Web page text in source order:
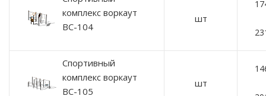
комплекс воркаут
ВС-104
шт
Спортивный
комплекс воркаут
ВС-105
шт